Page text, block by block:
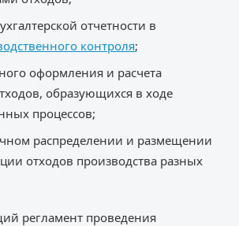
отчетности в
контроля;
оформления и расчета
образующихся в ходе
процессов;
распределении и размещении
отходов производства разных
регламент проведения